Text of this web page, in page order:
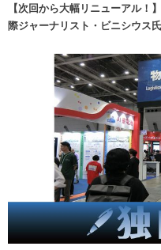
【次回から大幅リニューアル
際ジャーナリスト・ビニシウス氏